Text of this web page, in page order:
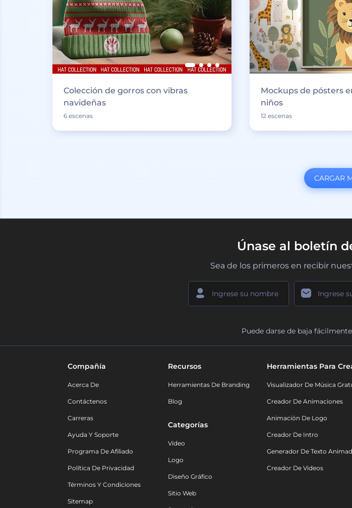
Colección de gorros con vibras
navideñas
6 escenas
Mockups de pósters
niños
12 escenas
CARGAR
Únase al boletín
Sea de los primeros en recibir
Puede darse de baja
Compañía
Acerca De
Contáctenos
Carreras
Ayuda Y Soporte
Programa De Afiliado
Política De Privacidad
Términos Y Condiciones
Sitemap
Recursos
Herramientas De Branding
Blog
Categorías
Vídeo
Logo
Diseño Gráfico
Sitio Web
Herramientas Para
Visualizador De Música
Creador De Animaciones
Animación De Logo
Creador De Intro
Generador De Texto
Creador De Videos